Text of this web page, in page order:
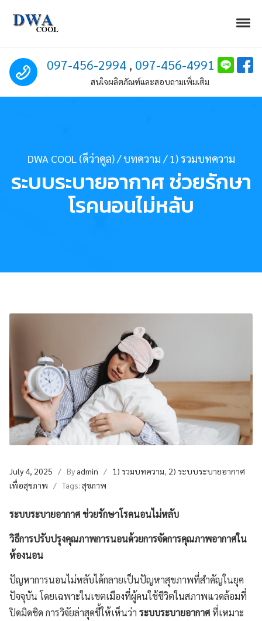
DWA COOL (ดีว่าคูล)
Call us
097-456-2994 , 097-456-4991
สนใจผลิตภัณฑ์และสอบถามเพิ่มเติม
ระบบระบายอากาศ ช่วยรักษา
โรคนอนไม่หลับ
DWA COOL (ดีว่าคูล)/บทความ /1) รวมบทความ
July 4, 2025 / By admin / 1) รวมบทความ, 2) ระบบระบายอากาศ
เพื่อสุขภาพ / Tags: สุขภาพ
ระบบระบายอากาศ ช่วยรักษาโรคนอนไม่หลับ
วิธีการปรับปรุงคุณภาพการนอนด้วยการจัดการคุณภาพอากาศใน
ห้องนอน
ปัญหาการนอนไม่หลับได้กลายเป็นปัญหาสุขภาพที่สำคัญในยุค
ปัจจุบัน โดยเฉพาะในเขตเมืองที่ผู้คนใช้ชีวิตในสภาพแวดล้อมที่
ปิดมิดชิด การวิจัยล่าสุดชี้ให้เห็นว่า ระบบระบายอากาศที่เหมาะ